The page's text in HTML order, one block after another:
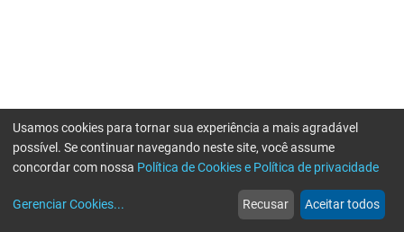
web
Notícias
more_horiz
Mais
Usamos cookies para tornar sua experiência a mais agradável
possível. Se continuar navegando neste site, você assume
concordar com nossa Política de Cookies e Política de privacidade
Gerenciar Cookies... Recusar Aceitar todos
Erro ao enviar informações, por favor tente novamente